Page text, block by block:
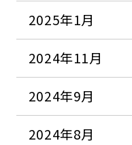
2025年1月
2024年11月
2024年9月
2024年8月